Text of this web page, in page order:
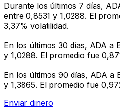
Durante los últimos 7 días,
entre 0,8531 y 1,0288. El
3,37% volatilidad.
En los últimos 30 días, ADA a
y 1,0288. El promedio fue
En los últimos 90 días, ADA a
y 1,3865. El promedio fue
Enviar dinero